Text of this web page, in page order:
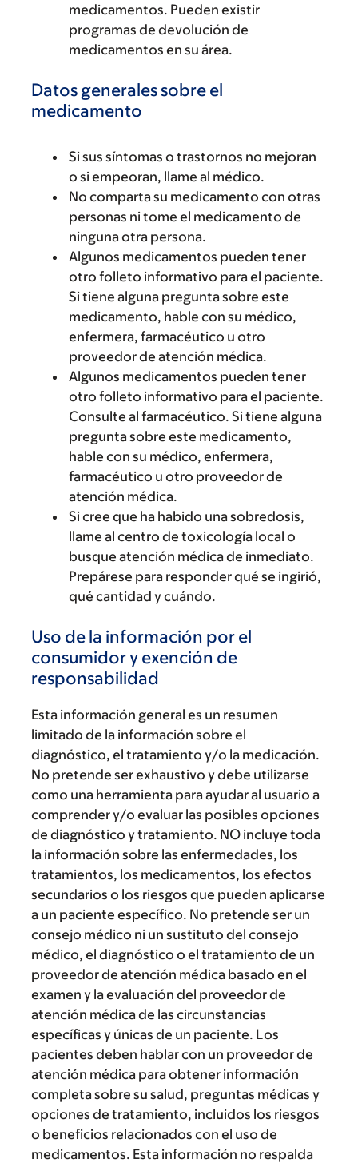
medicamentos. Pueden existir
programas de devolución de
medicamentos en su área.
Datos generales sobre el
medicamento
Si sus síntomas o trastornos no mejoran
o si empeoran, llame al médico.
No comparta su medicamento con otras
personas ni tome el medicamento de
ninguna otra persona.
Algunos medicamentos pueden tener
otro folleto informativo para el paciente.
Si tiene alguna pregunta sobre este
medicamento, hable con su médico,
enfermera, farmacéutico u otro
proveedor de atención médica.
Algunos medicamentos pueden tener
otro folleto informativo para el paciente.
Consulte al farmacéutico. Si tiene alguna
pregunta sobre este medicamento,
hable con su médico, enfermera,
farmacéutico u otro proveedor de
atención médica.
Si cree que ha habido una sobredosis,
llame al centro de toxicología local o
busque atención médica de inmediato.
Prepárese para responder qué se ingirió,
qué cantidad y cuándo.
Uso de la información por el
consumidor y exención de
responsabilidad
Esta información general es un resumen
limitado de la información sobre el
diagnóstico, el tratamiento y/o la medicación.
No pretende ser exhaustivo y debe utilizarse
como una herramienta para ayudar al usuario a
comprender y/o evaluar las posibles opciones
de diagnóstico y tratamiento. NO incluye toda
la información sobre las enfermedades, los
tratamientos, los medicamentos, los efectos
secundarios o los riesgos que pueden aplicarse
a un paciente específico. No pretende ser un
consejo médico ni un sustituto del consejo
médico, el diagnóstico o el tratamiento de un
proveedor de atención médica basado en el
examen y la evaluación del proveedor de
atención médica de las circunstancias
específicas y únicas de un paciente. Los
pacientes deben hablar con un proveedor de
atención médica para obtener información
completa sobre su salud, preguntas médicas y
opciones de tratamiento, incluidos los riesgos
o beneficios relacionados con el uso de
medicamentos. Esta información no respalda